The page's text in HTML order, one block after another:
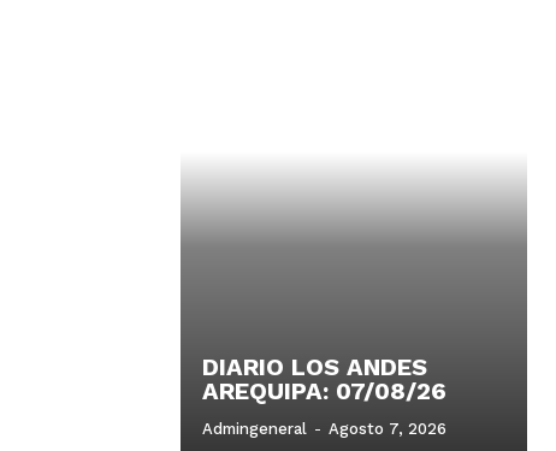
DIARIO LOS ANDES
AREQUIPA: 07/08/26
Admingeneral - Agosto 7, 2026